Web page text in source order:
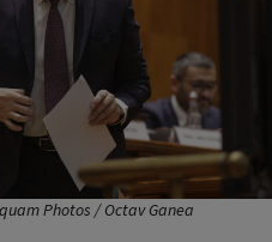
Photos / Octav Ganea